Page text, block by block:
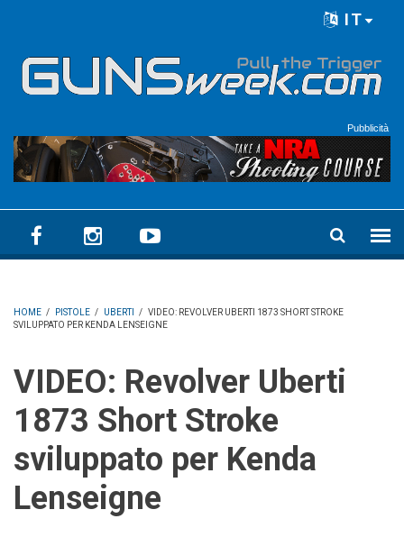
IT
Pubblicità
HOME / PISTOLE / UBERTI / VIDEO: REVOLVER UBERTI 1873 SHORT STROKE
SVILUPPATO PER KENDA LENSEIGNE
VIDEO: Revolver Uberti
1873 Short Stroke
sviluppato per Kenda
Lenseigne